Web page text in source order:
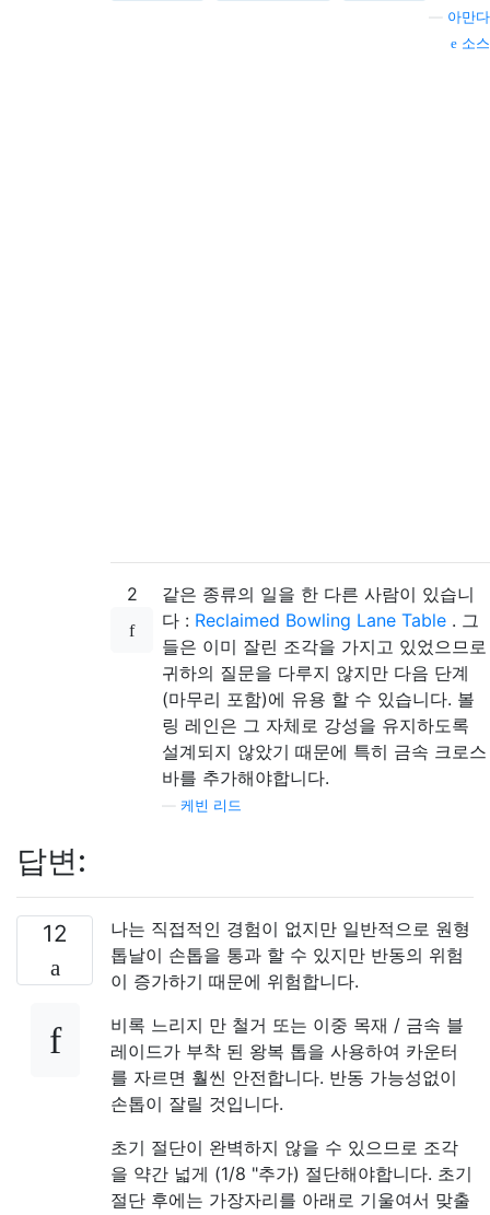
아만다
소스
2
같은 종류의 일을 한 다른 사람이 있습니
다 : Reclaimed Bowling Lane Table . 그
들은 이미 잘린 조각을 가지고 있었으므로
귀하의 질문을 다루지 않지만 다음 단계
(마무리 포함)에 유용 할 수 있습니다. 볼
링 레인은 그 자체로 강성을 유지하도록
설계되지 않았기 때문에 특히 금속 크로스
바를 추가해야합니다.
케빈 리드
답변:
12
나는 직접적인 경험이 없지만 일반적으로 원형
톱날이 손톱을 통과 할 수 있지만 반동의 위험
이 증가하기 때문에 위험합니다.
비록 느리지 만 철거 또는 이중 목재 / 금속 블
레이드가 부착 된 왕복 톱을 사용하여 카운터
를 자르면 훨씬 안전합니다. 반동 가능성없이
손톱이 잘릴 것입니다.
초기 절단이 완벽하지 않을 수 있으므로 조각
을 약간 넓게 (1/8 "추가) 절단해야합니다. 초기
절단 후에는 가장자리를 아래로 기울여서 맞출